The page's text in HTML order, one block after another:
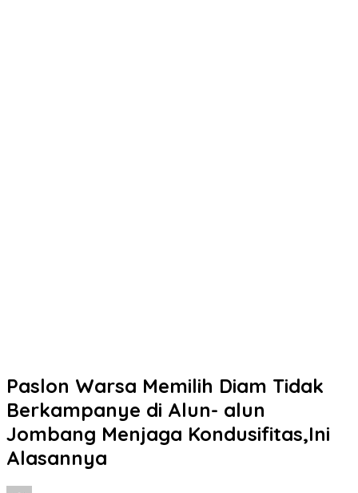
Paslon Warsa Memilih Diam Tidak
Berkampanye di Alun- alun
Jombang Menjaga Kondusifitas,Ini
Alasannya